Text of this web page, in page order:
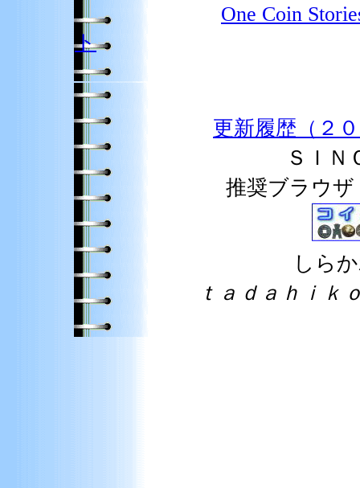
One Coin
ト
更新履歴（２
ＳＩ
推奨ブラ
しら
ｔａｄａｈｉｋ